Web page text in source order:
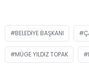
BELEDIYE BAŞKANI
MÜGE YILDIZ TOPAK